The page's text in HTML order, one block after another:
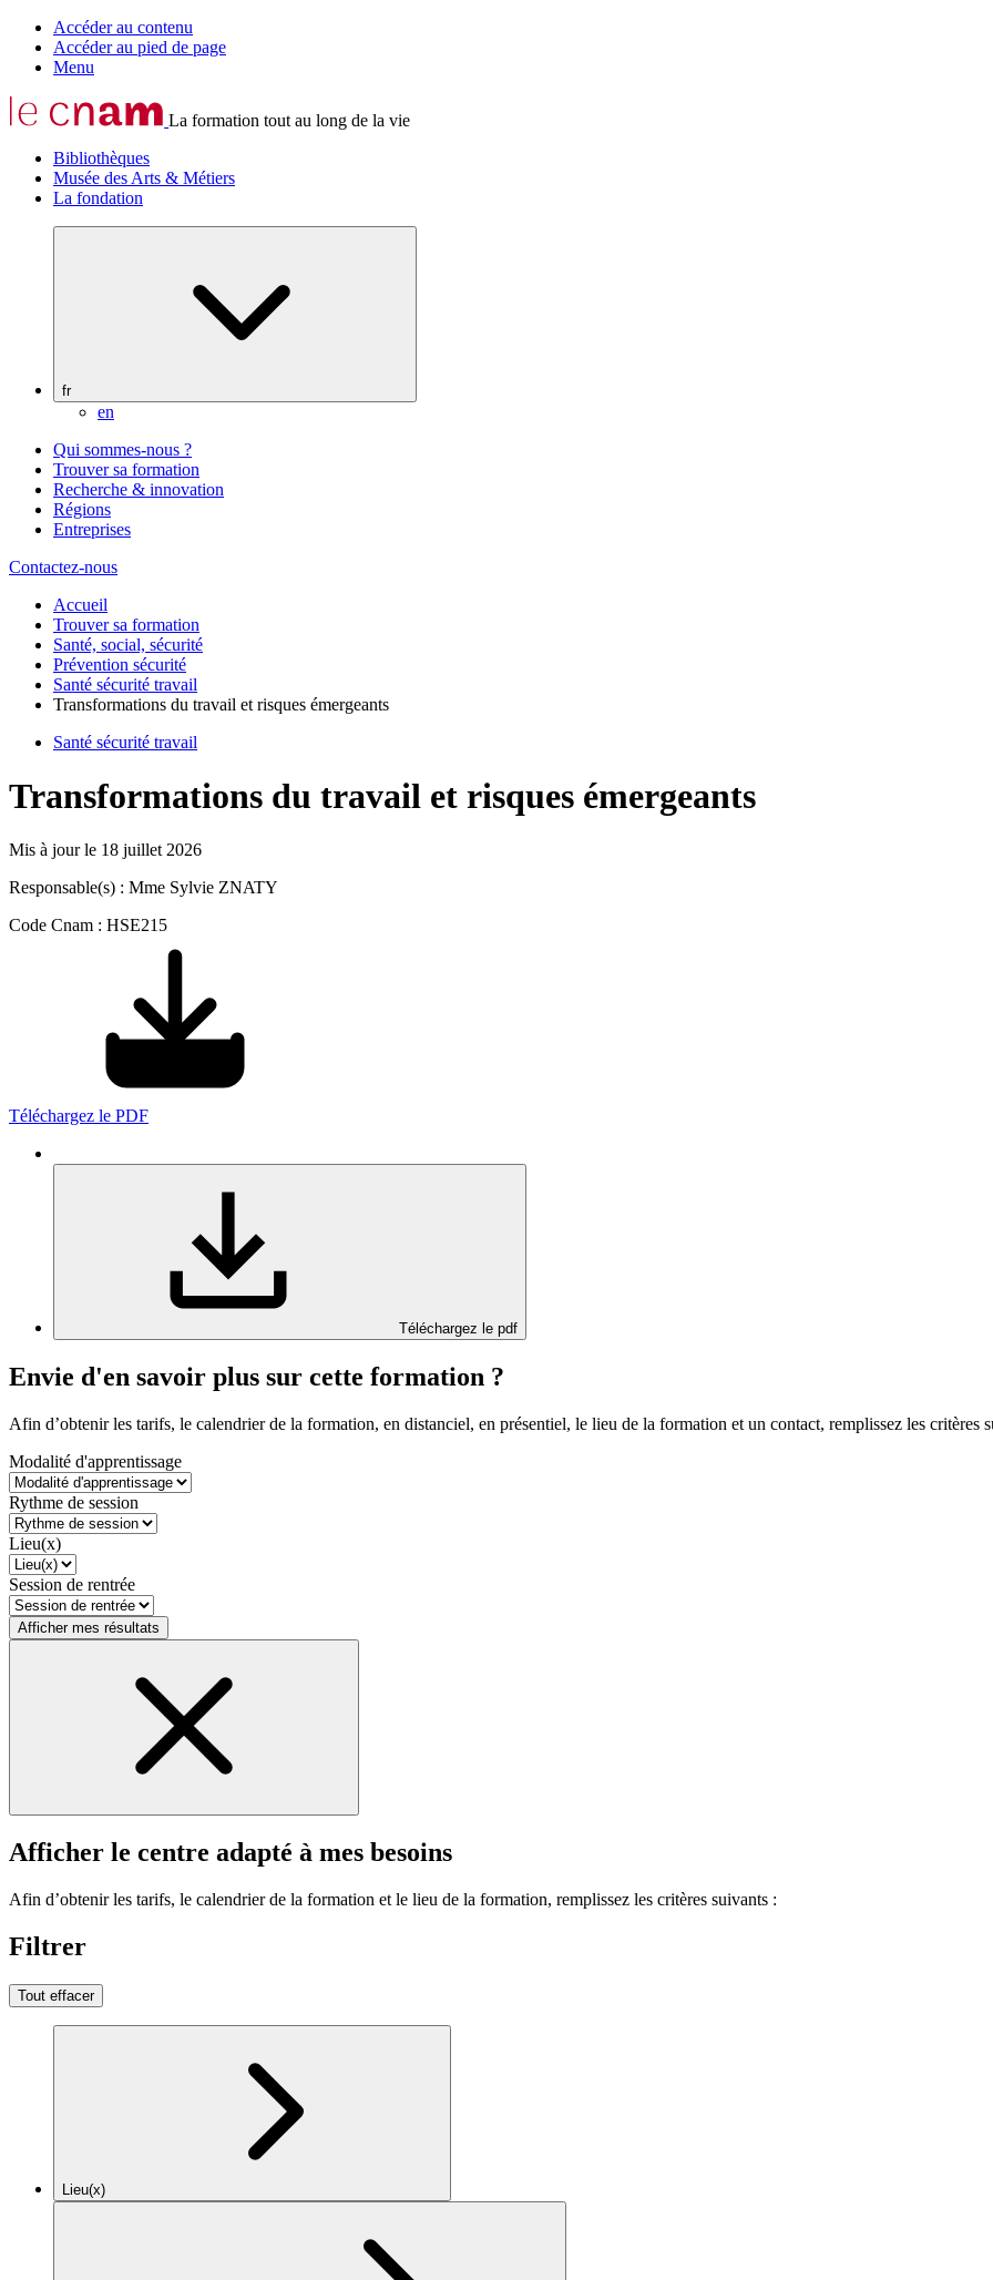
Accéder au contenu
Accéder au pied de page
Menu
La formation tout au long de la vie
Bibliothèques
Musée des Arts & Métiers
La fondation
fr
en
Qui sommes-nous ?
Trouver sa formation
Recherche & innovation
Régions
Entreprises
Contactez-nous
Accueil
Trouver sa formation
Santé, social, sécurité
Prévention sécurité
Santé sécurité travail
Transformations du travail et risques émergeants
Santé sécurité travail
Transformations du travail et risques émergeants
Mis à jour le 18 juillet 2026
Responsable(s) : Mme Sylvie ZNATY
Code Cnam : HSE215
Téléchargez le PDF
Téléchargez le pdf
Envie d'en savoir plus sur cette formation ?
Afin d’obtenir les tarifs, le calendrier de la formation, en distanciel, en présentiel, le lieu de la formation et un contact, remplissez les critères
Modalité d'apprentissage
Rythme de session
Lieu(x)
Session de rentrée
Afficher mes résultats
Afficher le centre adapté à mes besoins
Afin d’obtenir les tarifs, le calendrier de la formation et le lieu de la formation, remplissez les critères suivants :
Filtrer
Tout effacer
Lieu(x)